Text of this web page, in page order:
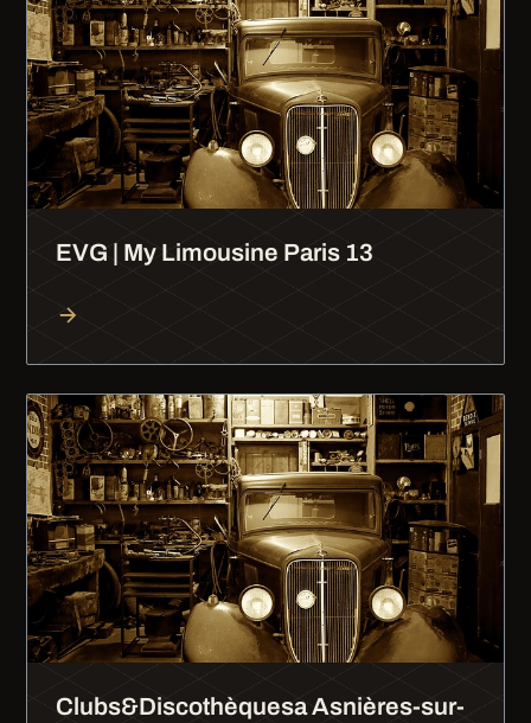
EVG | My Limousine Paris 13
Clubs&Discothèquesa Asnières-sur-